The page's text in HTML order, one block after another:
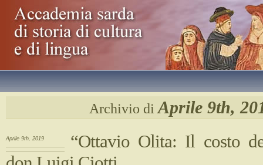
Archivio diAprile 9th,
Aprile 9th, 2019
“Ottavio Olita: Il costo